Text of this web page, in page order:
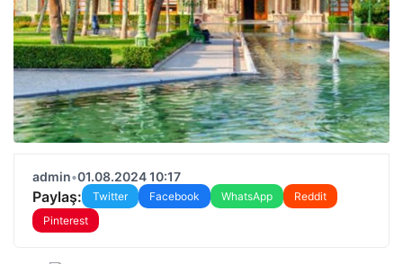
admin•01.08.2024 10:17
Paylaş: Twitter Facebook WhatsApp
Reddit
Pinterest